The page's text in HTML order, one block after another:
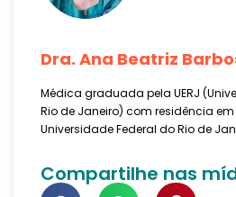
Dra. Ana Beatriz
Médica graduada pela UERJ
Rio de Janeiro) com residência
Universidade Federal do Rio de
Compartilhe nas